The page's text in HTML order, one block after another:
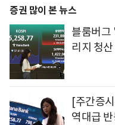
증권 많이 본 뉴스
블룸버그
리지 청
[주간증
역대급